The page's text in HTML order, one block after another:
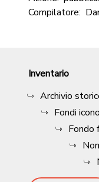
Compilatore:
Inventario
Archivio
Fondi
Fondo